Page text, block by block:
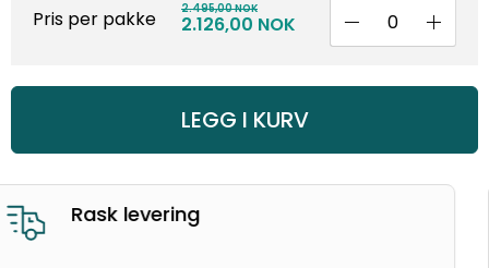
Pris per pakke 2.495,00 NOK
2.126,00 NOK
LEGG I KURV
God kunderservice